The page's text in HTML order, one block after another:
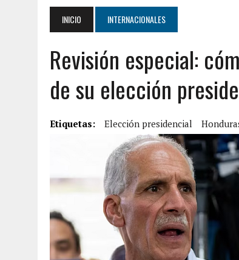
31 JULIO, 2026 | ASESINARON A ADOLESCENTE
5 AGOSTO, 2026
PRESUNTO BROTE PSICÓTICO
5 AGOSTO, 2026
HORROR EN BARINAS: UN
3 AGOSTO, 2026 | LA INCREÍBLE FORMA EN LA QUE
YARACUY: INTENTÓ
2 AGOSTO, 2026 | AYUDABA A PERSONAS EN
INICIO INTERNACIONALES
Revisión especial:
de su elección
Etiquetas: Elección presidencial